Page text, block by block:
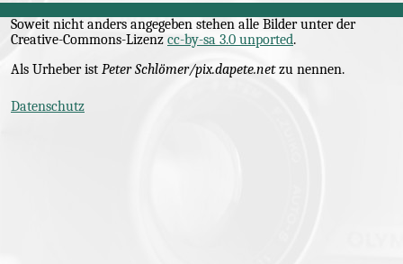
Soweit nicht anders angegeben stehen alle Bilder unter der
Creative-Commons-Lizenz cc-by-sa 3.0 unported.
Als Urheber ist Peter Schlömer/pix.dapete.netzu nennen.
Datenschutz